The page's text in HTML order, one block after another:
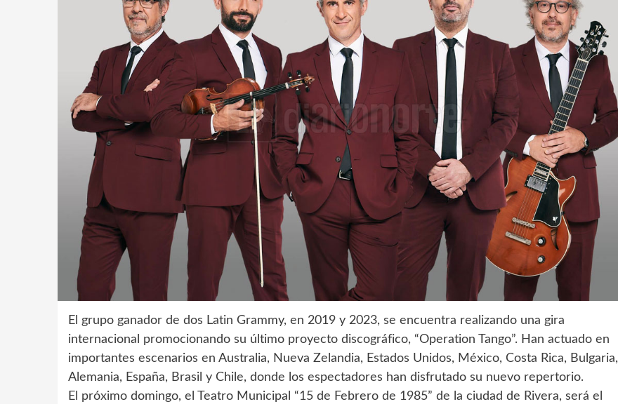
El grupo ganador de dos Latin Grammy, en 2019 y 2023, se encuentra realizando una gira
internacional promocionando su último proyecto discográfico, “Operation Tango”. Han actuado en
importantes escenarios en Australia, Nueva Zelandia, Estados Unidos, México, Costa Rica, Bulgaria,
Alemania, España, Brasil y Chile, donde los espectadores han disfrutado su nuevo repertorio.
El próximo domingo, el Teatro Municipal “15 de Febrero de 1985” de la ciudad de Rivera, será el